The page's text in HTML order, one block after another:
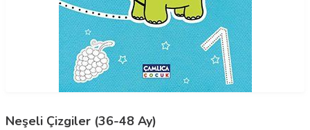
Neşeli Çizgiler (36-48 Ay)